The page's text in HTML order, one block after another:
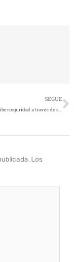
SEGUE
10 beneficios de ciberseguridad a través de servicios en la nube
Los